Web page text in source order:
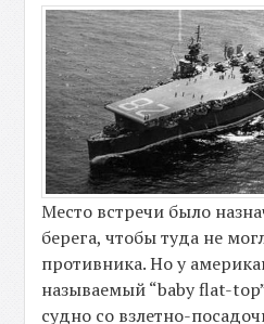
Место встречи было
берега, чтобы туда не
противника. Но у
называемый “baby flat-
судно со взлетно-